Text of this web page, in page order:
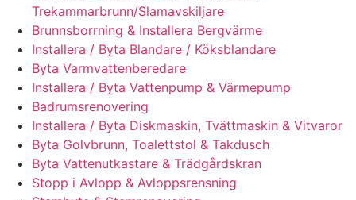
Trekammarbrunn/Slamavskiljare
Brunnsborrning & Installera Bergvärme
Installera / Byta Blandare / Köksblandare
Byta Varmvattenberedare
Installera / Byta Vattenpump & Värmepump
Badrumsrenovering
Installera / Byta Diskmaskin, Tvättmaskin & Vitvaror
Byta Golvbrunn, Toalettstol & Takdusch
Byta Vattenutkastare & Trädgårdskran
Stopp i Avlopp & Avloppsrensning